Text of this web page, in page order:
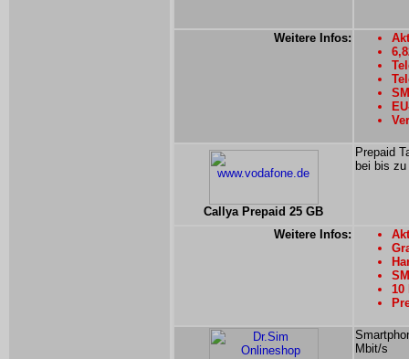
Weitere Infos:
Callya Prepaid 25 GB
Prepaid
bei bis
Weitere Infos:
10
Mbit/s